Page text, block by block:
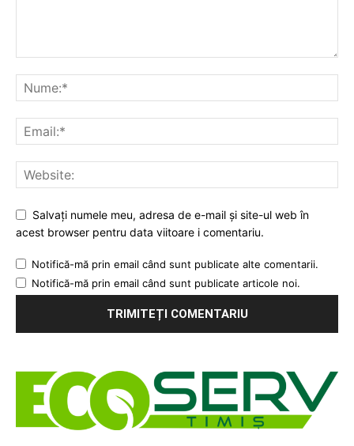
Salvați numele meu, adresa de e-mail și site-ul web în
acest browser pentru data viitoare i comentariu.
Notifică-mă prin email când sunt publicate alte comentarii.
Notifică-mă prin email când sunt publicate articole noi.